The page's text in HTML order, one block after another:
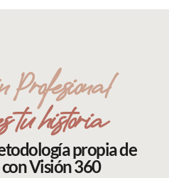
Profesional
tu historia
propia de
Visión 360